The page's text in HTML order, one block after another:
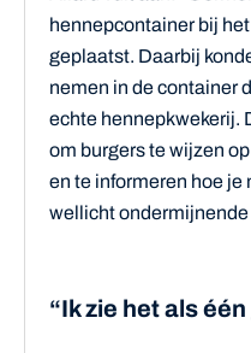
hennepcontainer bij
geplaatst. Daarbij
nemen in de container
echte hennepkwekerij.
om burgers te wijzen
en te informeren hoe je
wellicht
“Ik zie het als